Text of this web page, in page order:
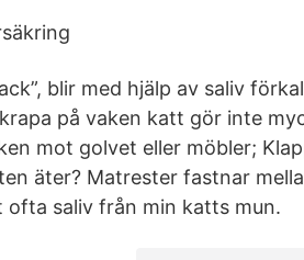
blir med hjälp av saliv
på vaken katt gör inte
mot golvet eller möbler;
äter? Matrester fastnar
saliv från min katts mun.